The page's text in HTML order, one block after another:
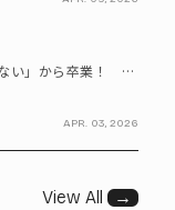
「何が分からないか、分からない」から卒業！ SBIネオトレード証券で学ぶ、はじめての資産形成
APR. 03, 2026
View All →